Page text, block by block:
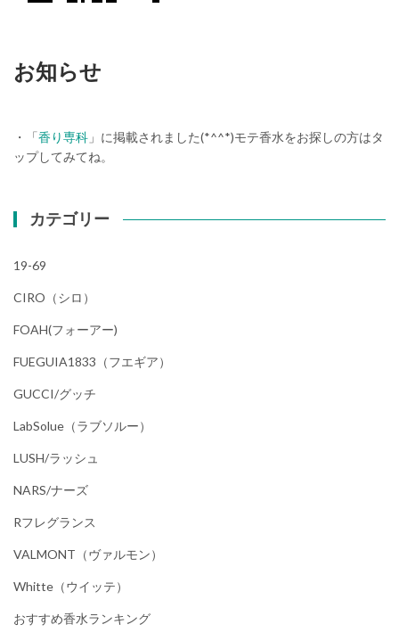
お知らせ
・「香り専科 」に掲載されました(*^^*)モテ香水をお探しの方はタ
ップしてみてね。
カテゴリー
19-69
CIRO（シロ）
FOAH(フォーアー)
FUEGUIA1833（フエギア）
GUCCI/グッチ
LabSolue（ラブソルー）
LUSH/ラッシュ
NARS/ナーズ
Rフレグランス
VALMONT（ヴァルモン）
Whitte（ウイッテ）
おすすめ香水ランキング